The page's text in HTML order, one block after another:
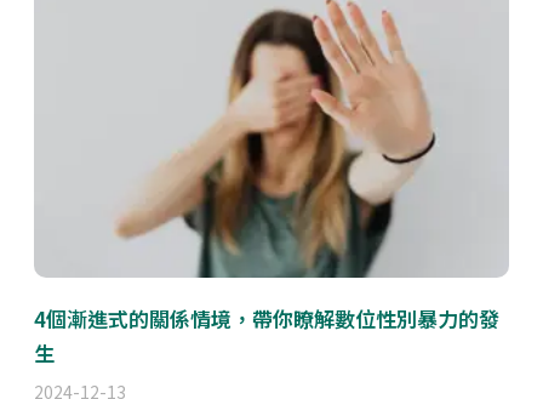
4個漸進式的關係情境，帶你瞭解數位性別暴力的發
生
2024-12-13